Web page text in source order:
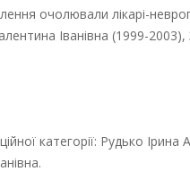
очолювали лікарі-
Іванівна (1999-2003),
категорії: Рудько Ірина